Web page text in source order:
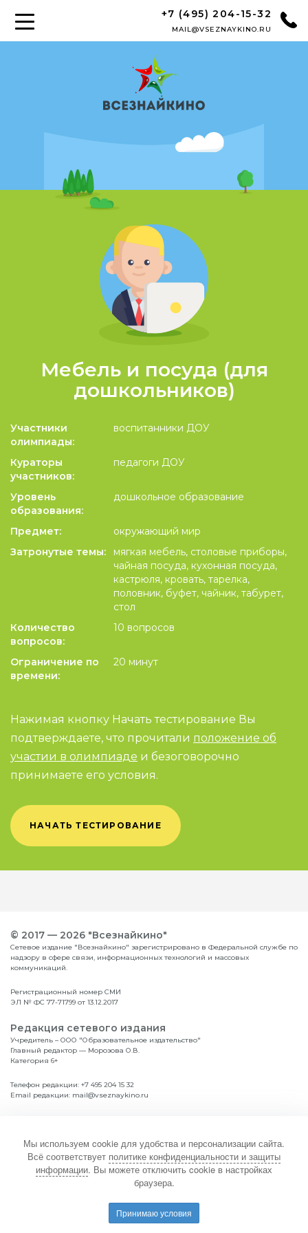
MAIL@VSEZNAYKINO.RU
+7 (495) 204-15-32
Мебель и посуда (для
дошкольников)
Участники
олимпиады:
воспитанники ДОУ
Кураторы
участников:
педагоги ДОУ
Уровень
образования:
дошкольное образование
Предмет:
окружающий мир
Затронутые темы:
мягкая мебель, столовые приборы,
чайная посуда, кухонная посуда,
кастрюля, кровать, тарелка,
половник, буфет, чайник, табурет,
стол
Количество
вопросов:
10 вопросов
Ограничение по
времени:
20 минут
Нажимая кнопку Начать тестирование Вы
подтверждаете, что прочитали положение об
участии в олимпиаде и безоговорочно
принимаете его условия.
НАЧАТЬ ТЕСТИРОВАНИЕ
© 2017 — 2026 "Всезнайкино"
Сетевое издание "Всезнайкино" зарегистрировано в Федеральной службе по
надзору в сфере связи, информационных технологий и массовых
коммуникаций.
Регистрационный номер СМИ
ЭЛ № ФС 77-71799 от 13.12.2017
Редакция сетевого издания
Учредитель – ООО "Образовательное издательство"
Главный редактор — Морозова О.В.
Категория 6+
Телефон редакции: +7 495 204 15 32
Email редакции: mail@vseznaykino.ru
Дошкольникам
Школьникам
Студентам
Положение
Итоги
Политика конфиденциальности и защиты информации
Соглашение об обработке персональных данных
Мы используем cookie для удобства и персонализации сайта.
Всё соответствует политике конфиденциальности и защиты
информации. Вы можете отключить cookie в настройках
браузера.
Принимаю условия